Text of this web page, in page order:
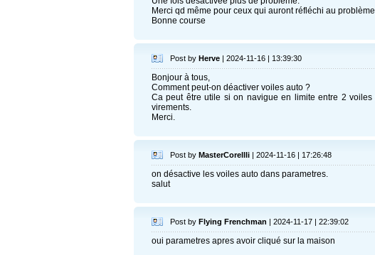
Merci qd même pour ceux qui auront réfléchi au
Bonne course
Post by Herve | 2024-11-16 | 13:39:30
Bonjour à tous,
Comment peut-on déactiver voiles auto ?
Ca peut être utile si on navigue en limite entre 2
virements.
Merci.
Post by MasterCorellli | 2024-11-16 | 17:26:48
on désactive les voiles auto dans parametres.
salut
Post by Flying Frenchman | 2024-11-17 | 22:39:02
oui parametres apres avoir cliqué sur la maison